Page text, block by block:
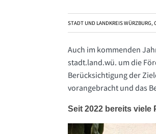
STADT UND LANDKREIS WÜRZBURG,
Auch im kommenden
stadt.land.wü. um die
Berücksichtigung der
vorangebracht und das
Seit 2022 bereits viele